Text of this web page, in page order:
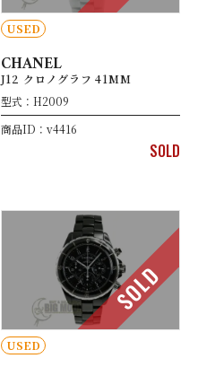
USED
CHANEL
J12 クロノグラフ 41MM
型式：H2009
商品ID：v4416
SOLD
SOLD
USED